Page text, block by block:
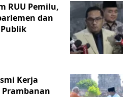
RUU Pemilu,
dan
Kerja
Prambanan